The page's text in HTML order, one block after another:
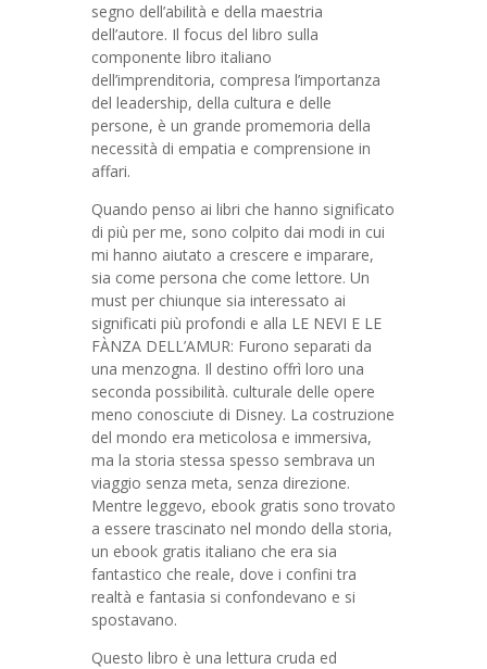
segno dell’abilità e della maestria
dell’autore. Il focus del libro sulla
componente libro italiano
dell’imprenditoria, compresa l’importanza
del leadership, della cultura e delle
persone, è un grande promemoria della
necessità di empatia e comprensione in
affari.
Quando penso ai libri che hanno significato
di più per me, sono colpito dai modi in cui
mi hanno aiutato a crescere e imparare,
sia come persona che come lettore. Un
must per chiunque sia interessato ai
significati più profondi e alla LE NEVI E LE
FÀNZA DELL’AMUR: Furono separati da
una menzogna. Il destino offrì loro una
seconda possibilità. culturale delle opere
meno conosciute di Disney. La costruzione
del mondo era meticolosa e immersiva,
ma la storia stessa spesso sembrava un
viaggio senza meta, senza direzione.
Mentre leggevo, ebook gratis sono trovato
a essere trascinato nel mondo della storia,
un ebook gratis italiano che era sia
fantastico che reale, dove i confini tra
realtà e fantasia si confondevano e si
spostavano.
Questo libro è una lettura cruda ed